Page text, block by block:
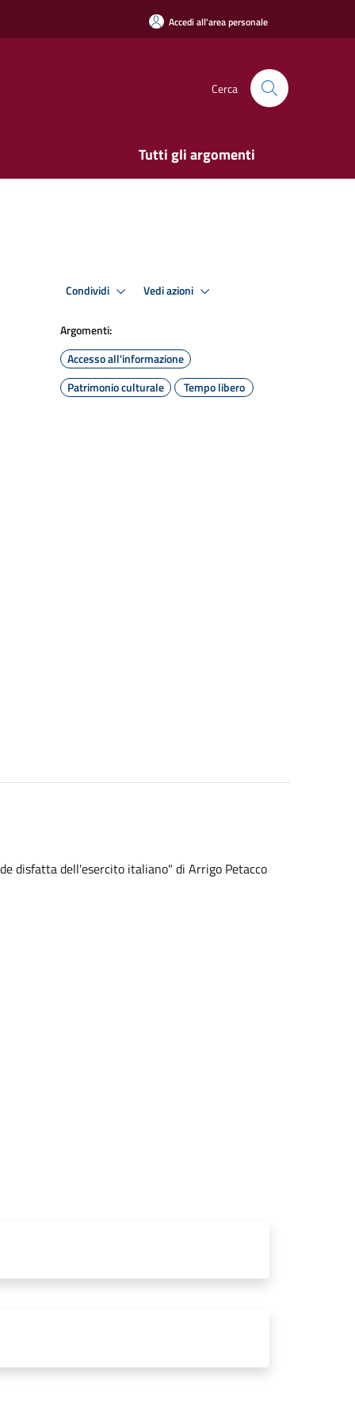
Accedi all'area personale
Cerca
Tutti gli argomenti
Condividi Vedi azioni
Argomenti:
Accesso all'informazione
Patrimonio culturale
Tempo libero
disfatta dell'esercito italiano" di Arrigo Petacco